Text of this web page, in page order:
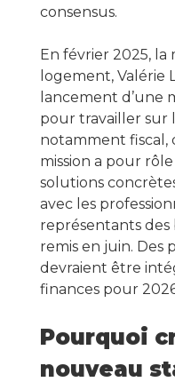
consensus.
En février 2025,
logement, Valérie
lancement d’une
pour travailler sur
notamment fiscal,
mission a pour
solutions
avec les
représentants des
remis en juin. Des
devraient être
finances pour
Pourquoi
nouveau